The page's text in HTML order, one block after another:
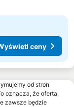
ceny
od stron
oznacza, że oferta,
zawsze będzie